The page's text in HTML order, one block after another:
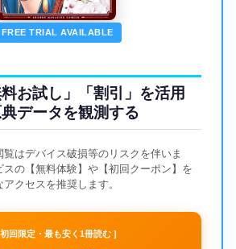
TRIAL AVAILABLE
お試し」「割引」を活用
データを観測する
はデバイス破損等のリスクを伴いま
の【無料体験】や【初回クーポン】を
クセスを推奨します。
回限定・最も安く1冊読む ]